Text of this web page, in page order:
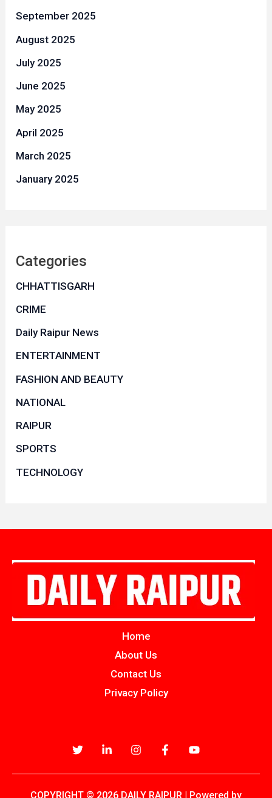
September 2025
August 2025
July 2025
June 2025
May 2025
April 2025
March 2025
January 2025
Categories
CHHATTISGARH
CRIME
Daily Raipur News
ENTERTAINMENT
FASHION AND BEAUTY
NATIONAL
RAIPUR
SPORTS
TECHNOLOGY
Home
About Us
Contact Us
Privacy Policy
COPYRIGHT © 2026 DAILY RAIPUR | Powered by